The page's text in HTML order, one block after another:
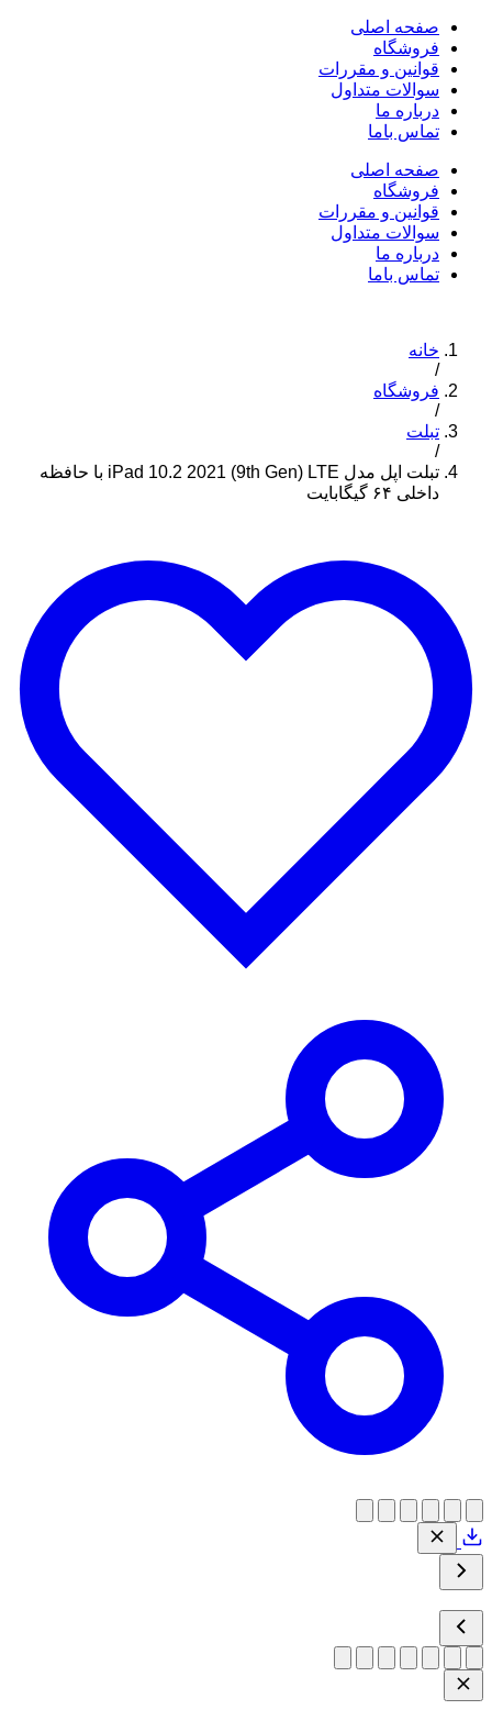
صفحه اصلی
فروشگاه
قوانین و مقررات
سوالات متداول
درباره ما
تماس باما
صفحه اصلی
فروشگاه
قوانین و مقررات
سوالات متداول
درباره ما
تماس باما
خانه
/
فروشگاه
/
تبلت
/
تبلت اپل مدل iPad 10.2 2021 (9th Gen) LTE با حافظه
داخلی ۶۴ گیگابایت